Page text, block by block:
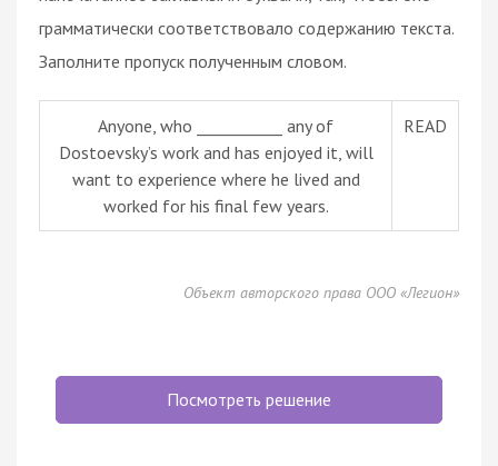
грамматически соответствовало содержанию текста.
Заполните пропуск полученным словом.
Anyone, who ___________ any of
Dostoevsky’s work and has enjoyed it, will
want to experience where he lived and
worked for his final few years.
READ
Объект авторского права ООО «Легион»
Посмотреть решение